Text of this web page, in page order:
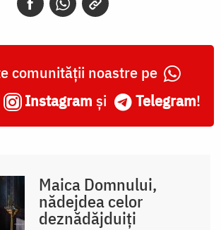
comunității noastre pe
Instagram și Telegram!
Maica Domnului,
nădejdea celor
deznădăjduiți